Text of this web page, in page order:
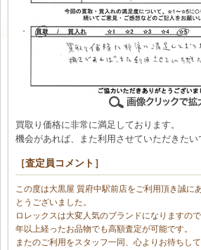
買取り価格に非常に満足しております。
機会があれば、また利用させていただきたい
［査定員コメント］
この度は大黒屋 質府中駅前店をご利用頂き誠に
とうございました。
ロレックスは大変人気のブランドになりますの
年以上経ったお品物でも高額査定が可能です。
またのご利用をスタッフ一同、心よりお待ちして